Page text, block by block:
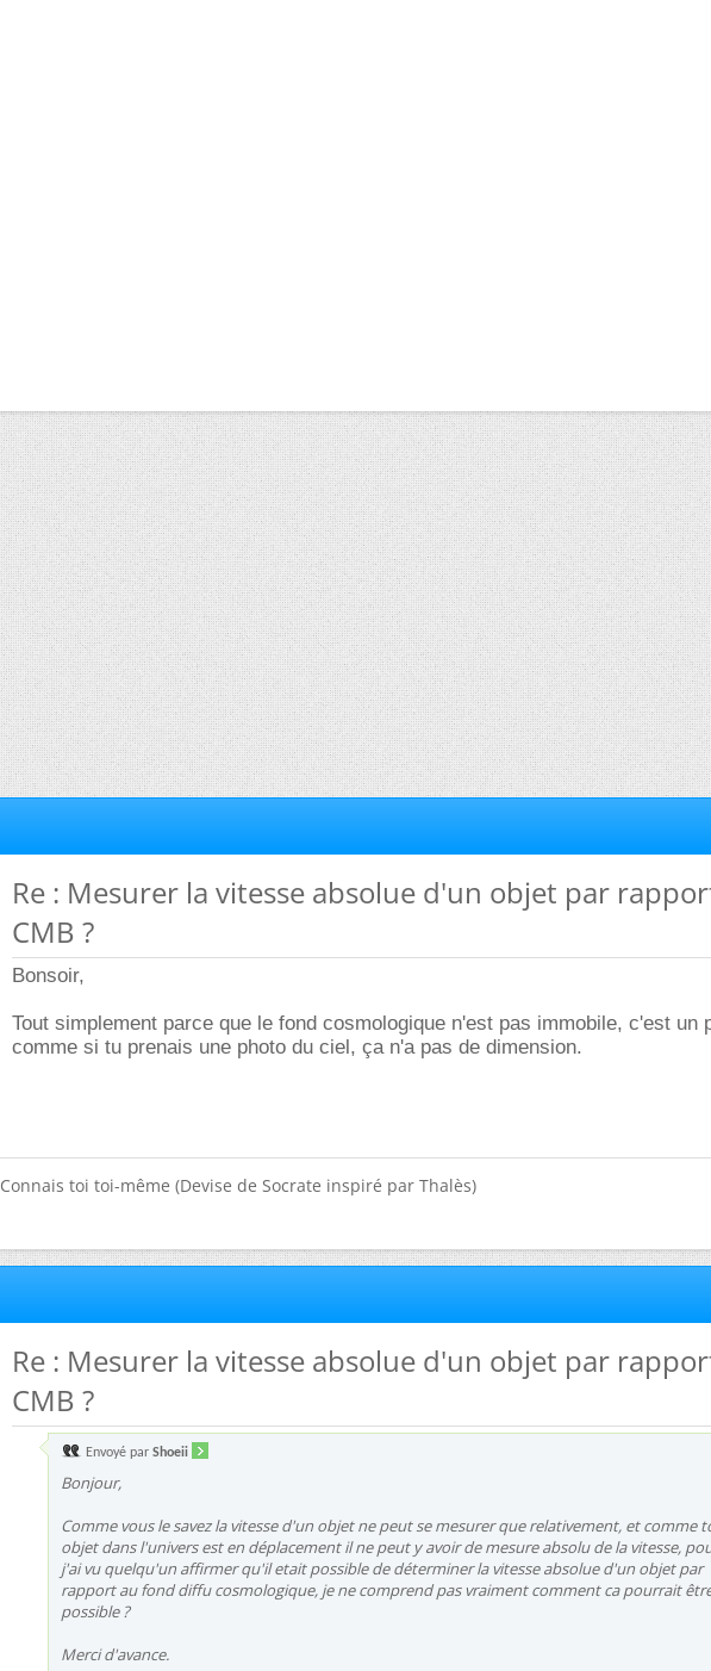
Re : Mesurer la vitesse absolue d'un objet par
CMB ?
Bonsoir,
Tout simplement parce que le fond cosmologique n'est pas immobile, c'est un
comme si tu prenais une photo du ciel, ça n'a pas de dimension.
Connais toi toi-même (Devise de Socrate inspiré par Thalès)
Re : Mesurer la vitesse absolue d'un objet par
CMB ?
Envoyé par Shoeii
Bonjour,
Comme vous le savez la vitesse d'un objet ne peut se mesurer que relativement, et comme
objet dans l'univers est en déplacement il ne peut y avoir de mesure absolu de la vitesse,
j'ai vu quelqu'un affirmer qu'il etait possible de déterminer la vitesse absolue d'un objet par
rapport au fond diffu cosmologique, je ne comprend pas vraiment comment ca pourrait
possible ?
Merci d'avance.